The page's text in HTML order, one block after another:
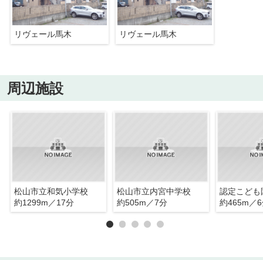
リヴェール馬木 リヴェール馬木
周辺施設
松山市立和気小学校
約1299m／17分
松山市立内宮中学校
約505m／7分
認定こども
約465m／